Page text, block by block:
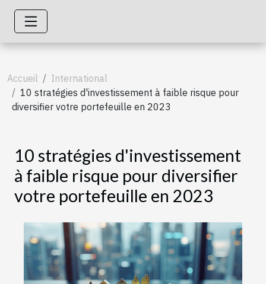
Accueil
International
10 stratégies d'investissement à faible risque pour
diversifier votre portefeuille en 2023
10 stratégies d'investissement
à faible risque pour diversifier
votre portefeuille en 2023